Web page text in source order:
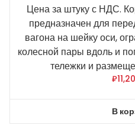
Цена за штуку с НДС.
предназначен для
вагона на шейку оси,
колесной пары вдоль и
тележки и
₽
В